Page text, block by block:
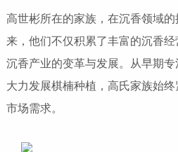
高世彬所在的家族，在沉香领域
来，他们不仅积累了丰富的沉香
沉香产业的变革与发展。从早期
大力发展棋楠种植，高氏家族始
市场需求。